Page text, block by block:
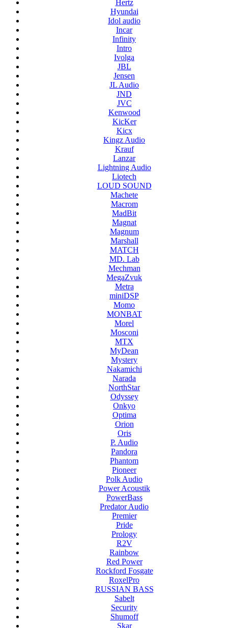
Hertz
Hyundai
Idol audio
Incar
Infinity
Intro
Ivolga
JBL
Jensen
JL Audio
JND
JVC
Kenwood
KicKer
Kicx
Kingz Audio
Krauf
Lanzar
Lightning Audio
Liotech
LOUD SOUND
Machete
Macrom
MadBit
Magnat
Magnum
Marshall
MATCH
MD. Lab
Mechman
MegaZvuk
Metra
miniDSP
Momo
MONBAT
Morel
Mosconi
MTX
MyDean
Mystery
Nakamichi
Narada
NorthStar
Odyssey
Onkyo
Optima
Orion
Oris
P. Audio
Pandora
Phantom
Pioneer
Polk Audio
Power Acoustik
PowerBass
Predator Audio
Premier
Pride
Prology
R2V
Rainbow
Red Power
Rockford Fosgate
RoxelPro
RUSSIAN BASS
Sabelt
Security
Shumoff
Skar